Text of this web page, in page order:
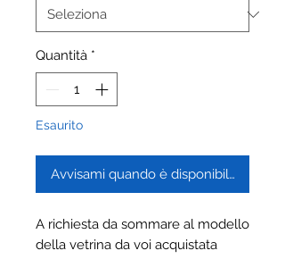
Quantità *
Esaurito
Avvisami quando è disponibile
A richiesta da sommare al modello
della vetrina da voi acquistata